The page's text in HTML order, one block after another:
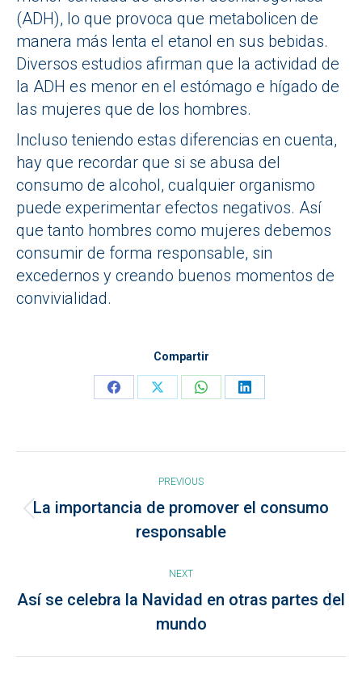
(ADH), lo que provoca que metabolicen de
manera más lenta el etanol en sus bebidas.
Diversos estudios afirman que la actividad de
la ADH es menor en el estómago e hígado de
las mujeres que de los hombres.
Incluso teniendo estas diferencias en cuenta,
hay que recordar que si se abusa del
consumo de alcohol, cualquier organismo
puede experimentar efectos negativos. Así
que tanto hombres como mujeres debemos
consumir de forma responsable, sin
excedernos y creando buenos momentos de
convivialidad.
Compartir
Share
Share
Share
Share
navigation
PREVIOUS
Previous
post:
La importancia de promover el consumo
responsable
NEXT
Next
post:
Así se celebra la Navidad en otras partes del
mundo